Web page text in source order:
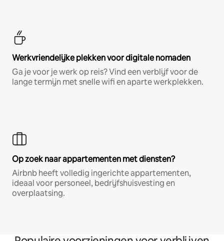
Werkvriendelijke plekken voor digitale nomaden
Ga je voor je werk op reis? Vind een verblijf voor de
lange termijn met snelle wifi en aparte werkplekken.
Op zoek naar appartementen met diensten?
Airbnb heeft volledig ingerichte appartementen,
ideaal voor personeel, bedrijfshuisvesting en
overplaatsing.